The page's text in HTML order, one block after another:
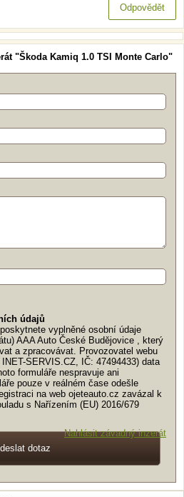
Odpovědět
"Škoda Kamiq 1.0 TSI Monte Carlo"
údajů
vyplněné osobní údaje
AAA Auto České Budějovice , který
a zpracovávat. Provozovatel webu
SERVIS.CZ, IČ: 47494433) data
formuláře nespravuje ani
pouze v reálném čase odešle
na web ojeteauto.cz zavázal k
s Nařízením (EU) 2016/679
Nahlásit závadný inzerát